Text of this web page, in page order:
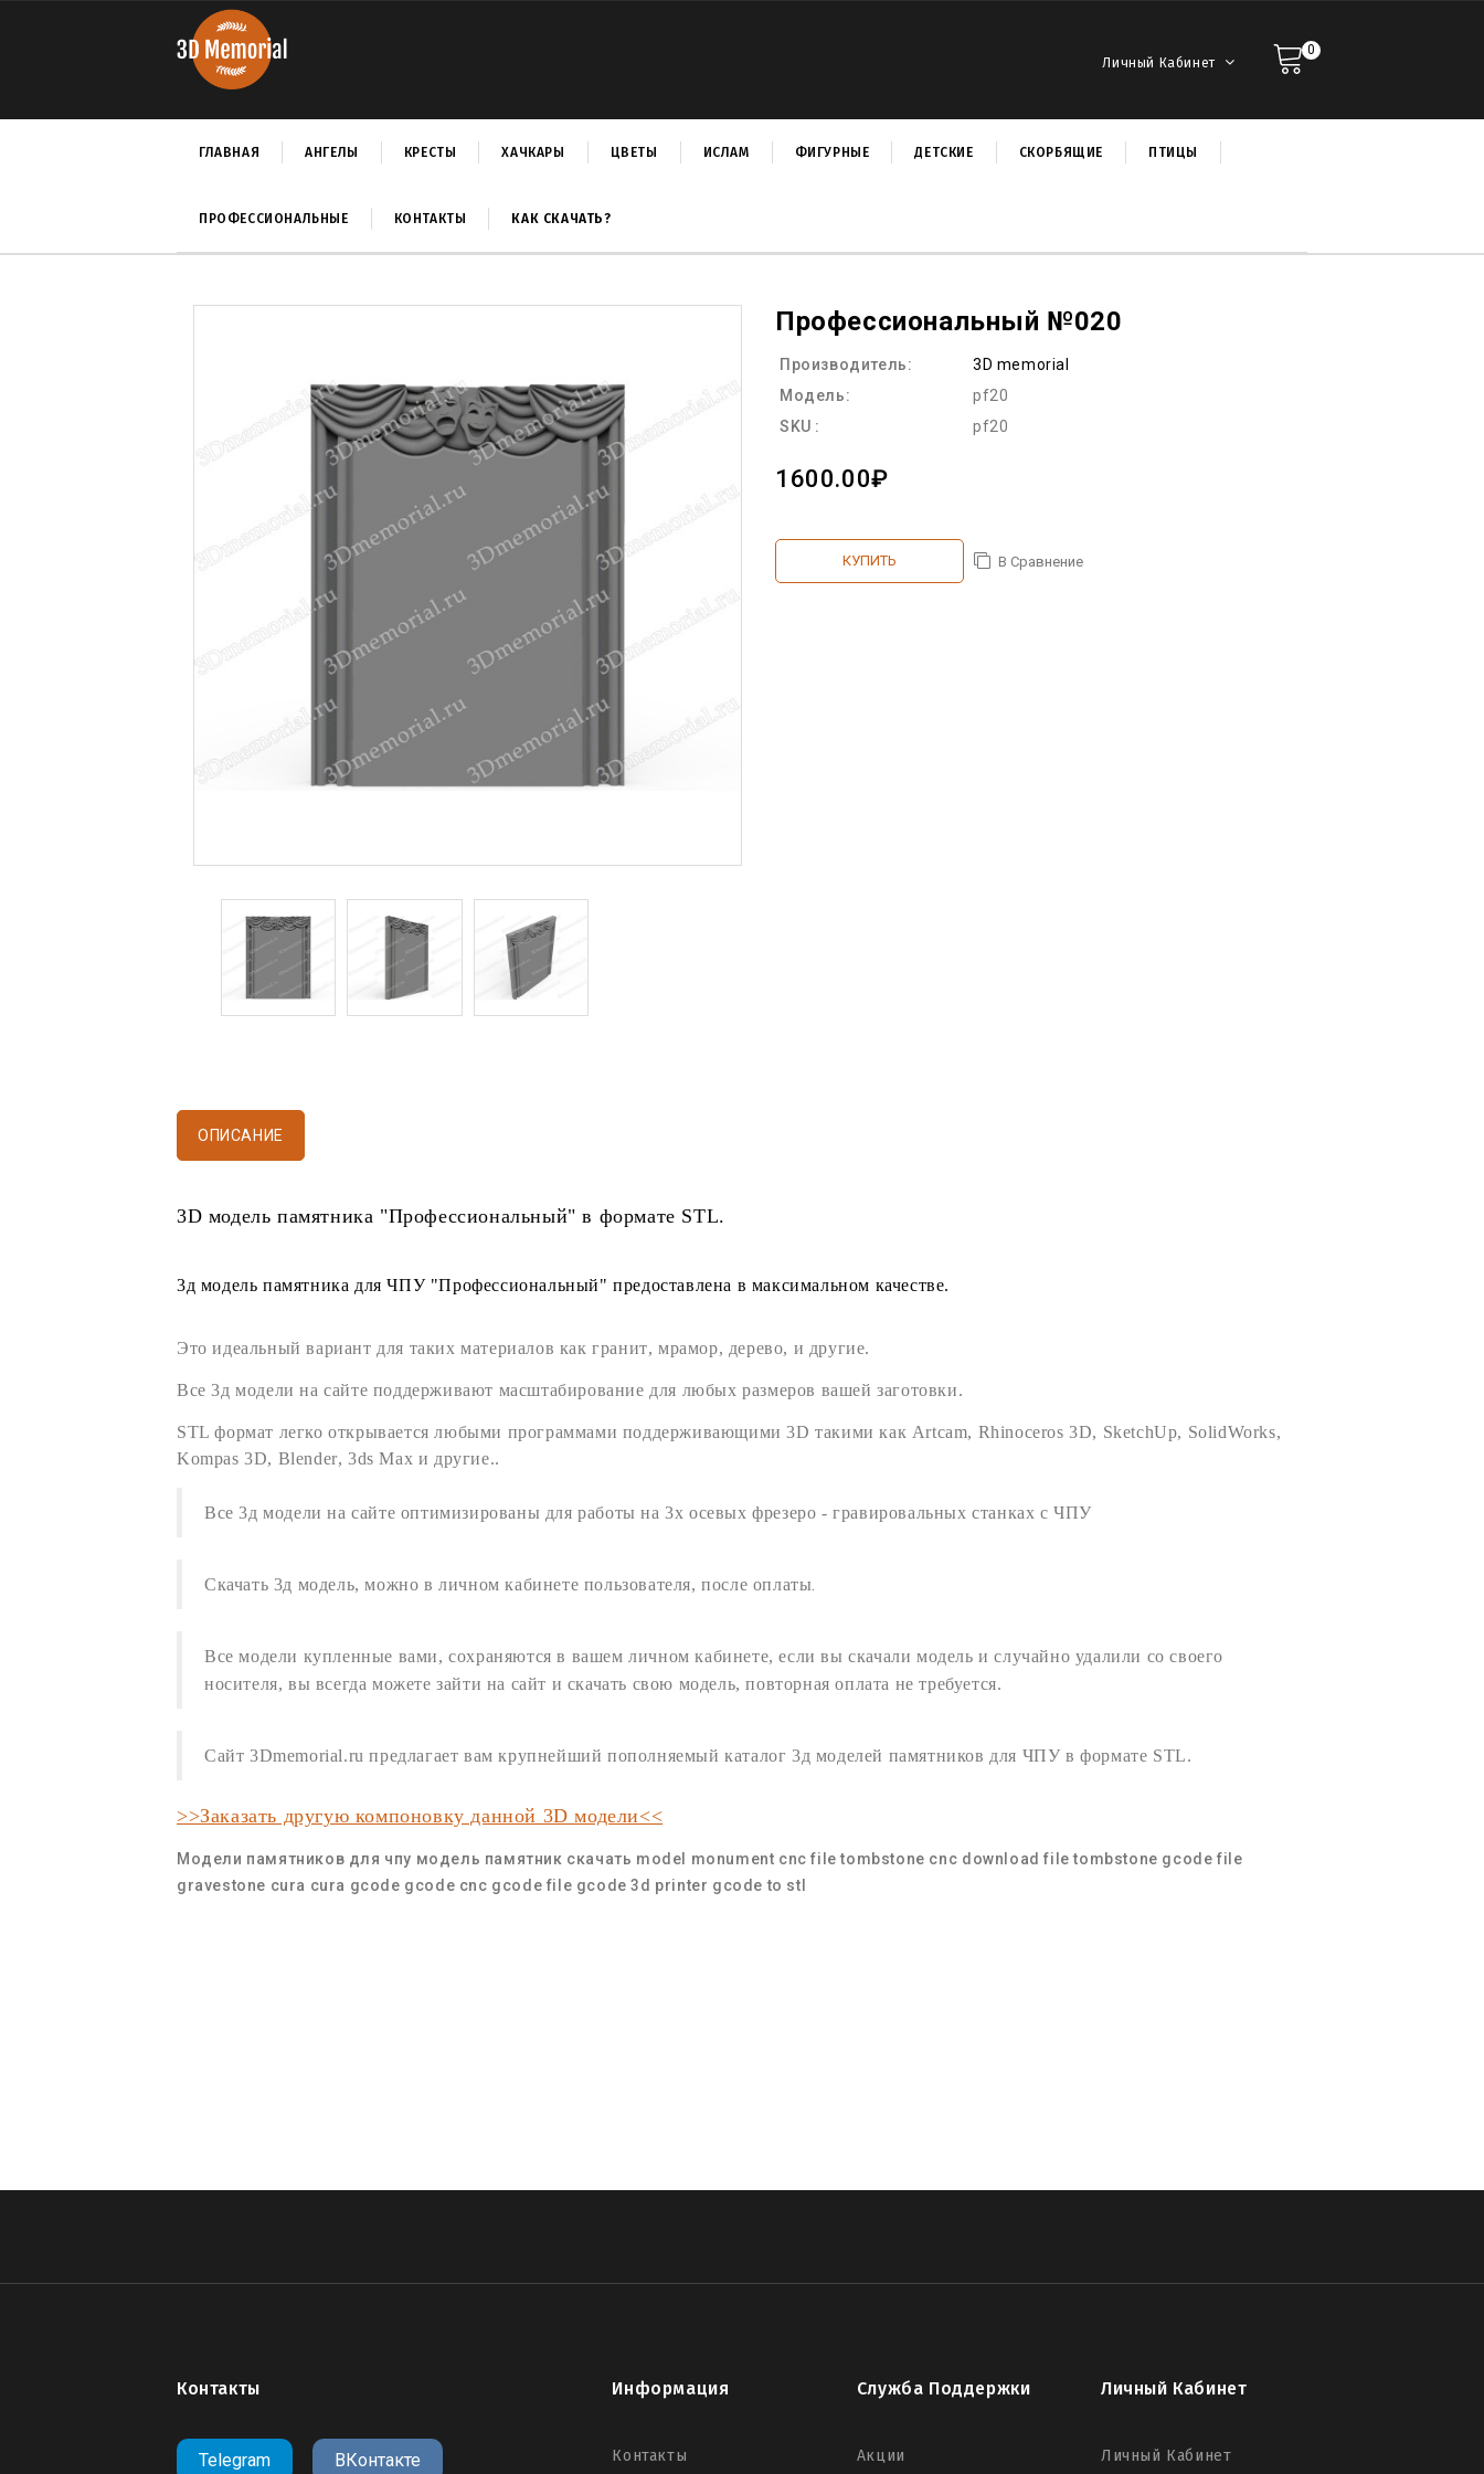
Личный Кабинет
0
ГЛАВНАЯ АНГЕЛЫ КРЕСТЫ ХАЧКАРЫ ЦВЕТЫ ИСЛАМ ФИГУРНЫЕ ДЕТСКИЕ СКОРБЯЩИЕ ПТИЦЫ
ПРОФЕССИОНАЛЬНЫЕ КОНТАКТЫ КАК СКАЧАТЬ?
Профессиональный №020
Производитель:
3D memorial
Модель:
pf20
SKU :
pf20
1600.00₽
КУПИТЬ В Сравнение
ОПИСАНИЕ
3D модель памятника "Профессиональный" в формате STL.
3д модель памятника дляЧПУ"Профессиональный" предоставлена в максимальном качестве.
Это идеальный вариант для таких материалов какгранит,мрамор, дерево, и другие.
Все3д модели на сайте поддерживают масштабирование для любых размеров вашей заготовки.
STL формат легко открывается любыми программами поддерживающими3D такими как Artcam, Rhinoceros 3D, SketchUp, SolidWorks,
Kompas 3D, Blender,3ds Max и другие..
Все3д модели на сайте оптимизированы для работы на 3х осевыхфрезеро - гравировальных станках сЧПУ
Скачать 3д модель,можно в личном кабинете пользователя,после оплаты.
Все модели купленные вами, сохраняются в вашем личном кабинете, если вы скачали модель и случайно удалили со своего
носителя, вы всегда можете зайти на сайт и скачать свою модель, повторная оплата не требуется.
Сайт 3Dmemorial.ru предлагает вам крупнейший пополняемыйкаталог 3д моделей памятников для ЧПУ в формате STL.
>>Заказать другую компоновку данной 3D модели<<
Модели памятников для чпу модель памятник скачать model monument cnc file tombstone cnc download file tombstone gcode file
gravestone cura cura gcode gcode cnc gcode file gcode 3d printer gcode to stl
Контакты
Telegram ВКонтакте
Информация
Контакты
Служба Поддержки
Акции
Личный Кабинет
Личный Кабинет